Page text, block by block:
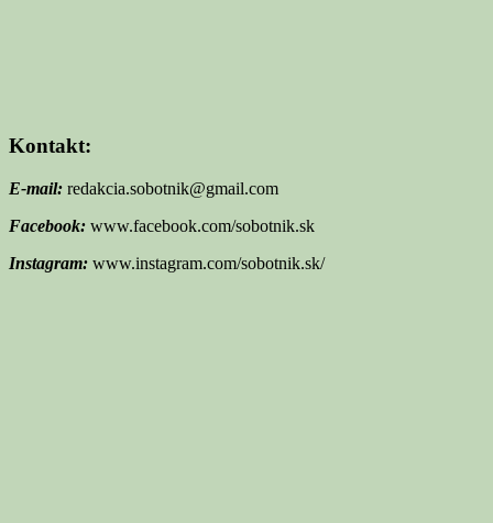
Kontakt:
E-mail: redakcia.sobotnik@gmail.com
Facebook: www.facebook.com/sobotnik.sk
Instagram: www.instagram.com/sobotnik.sk/